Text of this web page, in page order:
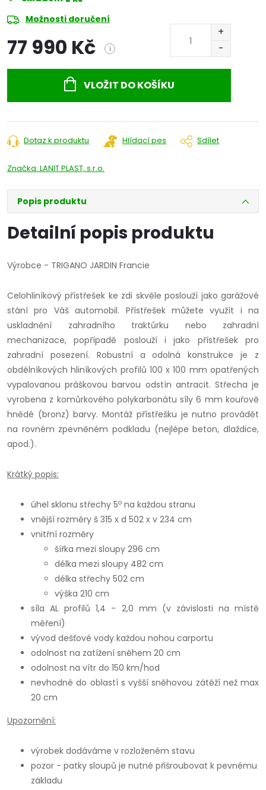
Možnosti doručení
77 990 Kč i
VLOŽIT DO KOŠÍKU
Dotaz k produktu Hlídací pes Sdílet
Značka: LANIT PLAST, s.r.o.
Popis produktu
Detailní popis produktu
Výrobce - TRIGANO JARDIN Francie
Celohliníkový přístřešek ke zdi skvěle poslouží jako garážové
stání pro Váš automobil. Přístřešek můžete využít i na
uskladnění zahradního traktůrku nebo zahradní
mechanizace, popřípadě poslouží i jako přístřešek pro
zahradní posezení. Robustní a odolná konstrukce je z
obdélníkových hliníkových profilů 100 x 100 mm opatřených
vypalovanou práškovou barvou odstín antracit. Střecha je
vyrobena z komůrkového polykarbonátu síly 6 mm kouřově
hnědé (bronz) barvy. Montáž přístřešku je nutno provádět
na rovném zpevněném podkladu (nejlépe beton, dlaždice,
apod.).
Krátký popis:
úhel sklonu střechy 5o na každou stranu
vnější rozměry š 315 x d 502 x v 234 cm
vnitřní rozměry
šířka mezi sloupy 296 cm
délka mezi sloupy 482 cm
délka střechy 502 cm
výška 210 cm
síla AL profilů 1,4 - 2,0 mm (v závislosti na místě
měření)
vývod dešťové vody každou nohou carportu
odolnost na zatížení sněhem 20 cm
odolnost na vítr do 150 km/hod
nevhodné do oblastí s vyšší sněhovou zátěží než max
20 cm
Upozornění:
výrobek dodáváme v rozloženém stavu
pozor - patky sloupů je nutné přišroubovat k pevnému
základu